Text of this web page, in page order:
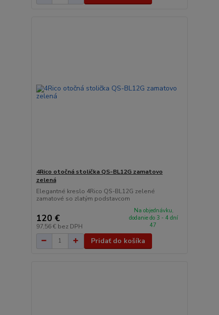
4Rico otočná stolička QS-BL12G zamatovo
zelená
Elegantné kreslo 4Rico QS-BL12G zelené
zamatové so zlatým podstavcom
120 €
97,56 € bez DPH
Na objednávku,
dodanie do 3 - 4 dní
47
Pridať do košíka